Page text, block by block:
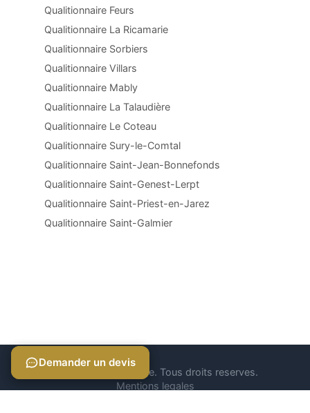
Qualitionnaire Feurs
Qualitionnaire La Ricamarie
Qualitionnaire Sorbiers
Qualitionnaire Villars
Qualitionnaire Mably
Qualitionnaire La Talaudière
Qualitionnaire Le Coteau
Qualitionnaire Sury-le-Comtal
Qualitionnaire Saint-Jean-Bonnefonds
Qualitionnaire Saint-Genest-Lerpt
Qualitionnaire Saint-Priest-en-Jarez
Qualitionnaire Saint-Galmier
© 2026 Qualitionnaire. Tous droits reserves.
Mentions legales
Demander un devis
Demander un devis